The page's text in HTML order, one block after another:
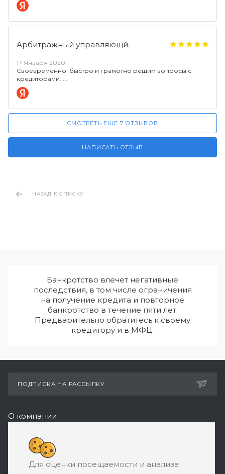
Арбитражный управляющй.
17 Января 2020
Своевременно, быстро и грамотно решим вопросы с
кредиторами.
СМОТРЕТЬ ЕЩЕ 7 ОТЗЫВОВ
НАПИСАТЬ ОТЗЫВ
НАЗАД К СПИСКУ
Банкротство влечет негативные
последствия, в том числе ограничения
на получение кредита и повторное
банкротство в течение пяти лет.
Предварительно обратитесь к своему
кредитору и в МФЦ.
ПОДПИСКА НА РАССЫЛКУ
О компании
Реквизиты
8 (800) 550-08-77
ЗАКАЗАТЬ ЗВОНОК
Для оценки посещаемости и анализа